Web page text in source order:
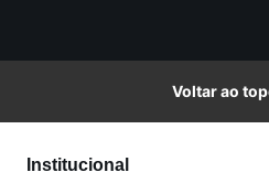
Voltar ao
Institucional